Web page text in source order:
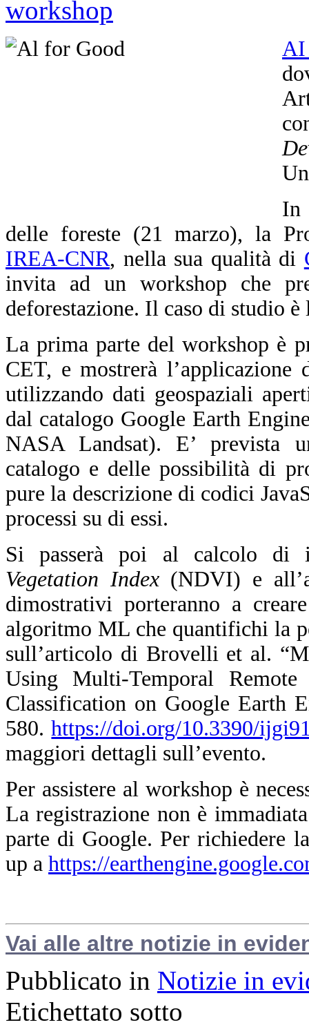
In
delle foreste (21 marzo), la
IREA-CNR, nella sua qualità di
invita ad un workshop che
deforestazione. Il caso di studio
La prima parte del workshop è
CET, e mostrerà
utilizzando dati geospaziali
dal catalogo Google Earth
NASA Landsat). E’ prevista
catalogo e delle possibilità di
pure la descrizione di codici
processi su di essi.
Si passerà poi al calcolo
Vegetation Index(NDVI) e
dimostrativi porteranno a
algoritmo ML che quantifichi la
sull’articolo di Brovelli et al.
Using Multi-Temporal
Classification on Google Earth
580.https://doi.org/10.3390/
maggiori dettagli sull’evento.
Per assistere al workshop è
La registrazione non è
parte di Google. Per richiedere
up a https://
Vai alle altre notizie in
Pubblicato in Notizie in
Etichettato sotto